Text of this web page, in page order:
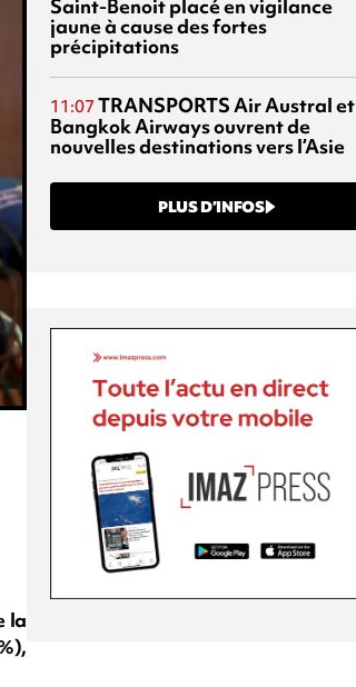
la
Saint-Benoit placé en vigilance
jaune à cause des fortes
précipitations
11:07 TRANSPORTSAir Austral et
Bangkok Airways ouvrent de
nouvelles destinations vers l’Asie
PLUS D’INFOS